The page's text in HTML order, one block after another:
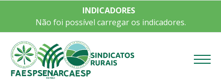
INDICADORES
Não foi possível carregar os indicadores.